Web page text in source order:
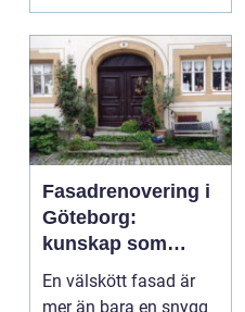
Fasadrenovering i
Göteborg:
kunskap som
lönar sig på lång
En välskött fasad är
mer än bara en snygg